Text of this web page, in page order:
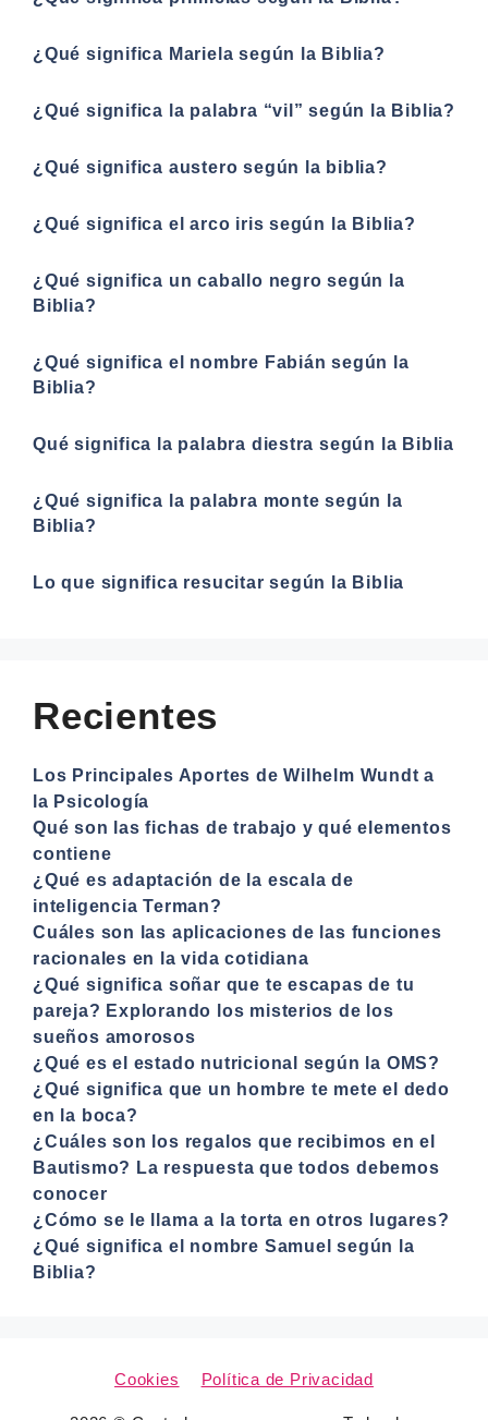
¿Qué significa Mariela según la Biblia?
¿Qué significa la palabra “vil” según la Biblia?
¿Qué significa austero según la biblia?
¿Qué significa el arco iris según la Biblia?
¿Qué significa un caballo negro según la
Biblia?
¿Qué significa el nombre Fabián según la
Biblia?
Qué significa la palabra diestra según la Biblia
¿Qué significa la palabra monte según la
Biblia?
Lo que significa resucitar según la Biblia
Recientes
Los Principales Aportes de Wilhelm Wundt a
la Psicología
Qué son las fichas de trabajo y qué elementos
contiene
¿Qué es adaptación de la escala de
inteligencia Terman?
Cuáles son las aplicaciones de las funciones
racionales en la vida cotidiana
¿Qué significa soñar que te escapas de tu
pareja? Explorando los misterios de los
sueños amorosos
¿Qué es el estado nutricional según la OMS?
¿Qué significa que un hombre te mete el dedo
en la boca?
¿Cuáles son los regalos que recibimos en el
Bautismo? La respuesta que todos debemos
conocer
¿Cómo se le llama a la torta en otros lugares?
¿Qué significa el nombre Samuel según la
Biblia?
Cookies Política de Privacidad